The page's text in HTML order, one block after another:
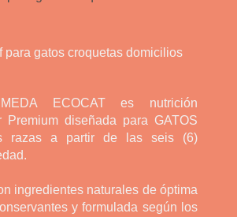
ECOCAT es nutrición
Premium diseñada para GATOS
razas a partir de las seis (6)
ingredientes naturales de óptima
y formulada según los